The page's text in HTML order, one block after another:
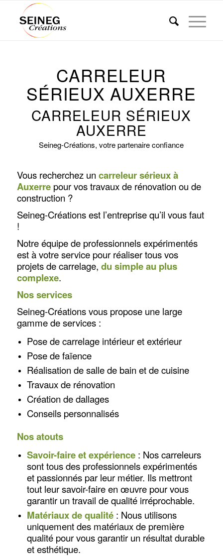
CARRELEUR
SÉRIEUX AUXERRE
CARRELEUR SÉRIEUX
AUXERRE
Seineg-Créations, votre partenaire confiance
Vous recherchez un carreleur sérieux à
Auxerrepour vos travaux de rénovation ou de
construction ?
Seineg-Créations est l’entreprise qu’il vous faut
!
Notre équipe de professionnels expérimentés
est à votre service pour réaliser tous vos
projets de carrelage, du simple au plus
complexe.
Nos services
Seineg-Créations vous propose une large
gamme de services :
Pose de carrelage intérieur et extérieur
Pose de faïence
Réalisation de salle de bain et de cuisine
Travaux de rénovation
Création de dallages
Conseils personnalisés
Nos atouts
Savoir-faire et expérience: Nos carreleurs
sont tous des professionnels expérimentés
et passionnés par leur métier. Ils mettront
tout leur savoir-faire en œuvre pour vous
garantir un travail de qualité irréprochable.
Matériaux de qualité: Nous utilisons
uniquement des matériaux de première
qualité pour vous garantir un résultat durable
et esthétique.